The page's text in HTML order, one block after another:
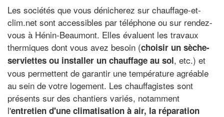
Les sociétés que vous dénicherez sur chauffage-et-
clim.net sont accessibles par téléphone ou sur rendez-
vous à Hénin-Beaumont. Elles évaluent les travaux
thermiques dont vous avez besoin (choisir un sèche-
serviettes ou installer un chauffage au sol, etc.) et
vous permettent de garantir une température agréable
au sein de votre logement. Les chauffagistes sont
présents sur des chantiers variés, notamment
l'entretien d'une climatisation à air, la réparation